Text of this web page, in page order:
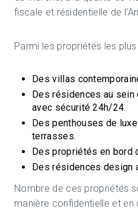
fiscale et résidentielle de
Parmi les propriétés les
Des villas
Des résidences au sein
avec sécurité 24h/24.
Des penthouses de
terrasses.
Des propriétés en bord
Des résidences design
Nombre de ces propriétés
manière confidentielle et en